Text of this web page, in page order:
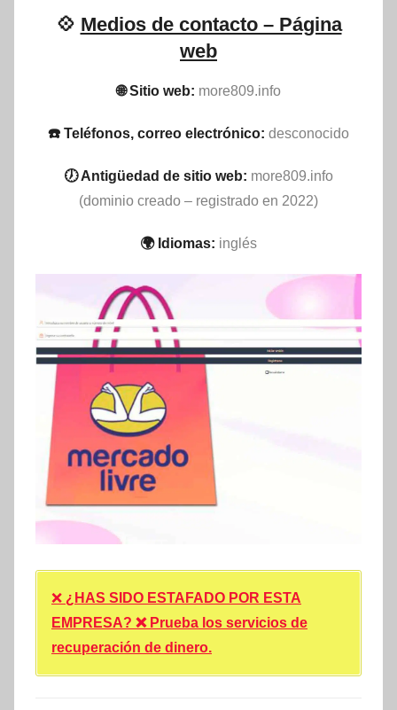
💠 Medios de contacto – Página
web
🌐 Sitio web: more809.info
☎️ Teléfonos, correo electrónico: desconocido
🕖 Antigüedad de sitio web: more809.info
(dominio creado – registrado en 2022)
🌍 Idiomas: inglés
❌ ¿HAS SIDO ESTAFADO POR ESTA
EMPRESA? ❌ Prueba los servicios de
recuperación de dinero.